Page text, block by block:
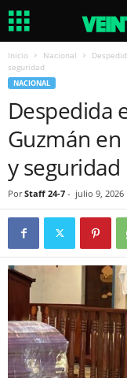
Inicio Nacional
seguridad
NACIONAL
Despedida
Guzmán
y seguridad
Por Staff 24-7 - julio 9, 2026